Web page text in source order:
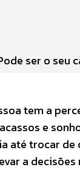
ser o seu
tem a
e
até trocar de
a decisões